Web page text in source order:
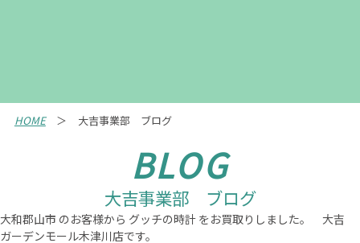
HOME 大吉事業部 ブログ
BLOG
大吉事業部 ブログ
大和郡山市 のお客様から グッチの時計 をお買取りしました。 大吉
ガーデンモール木津川店です。